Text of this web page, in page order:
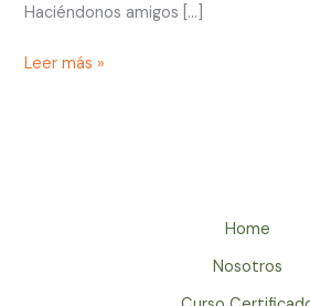
Haciéndonos amigos […]
Leer más »
Home
Nosotros